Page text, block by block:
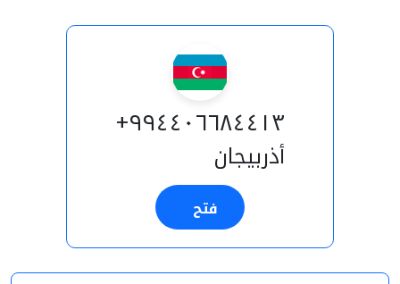
٩٩٤٤٠٦٦٨٤٤١٣+
أذربيجان
فتح